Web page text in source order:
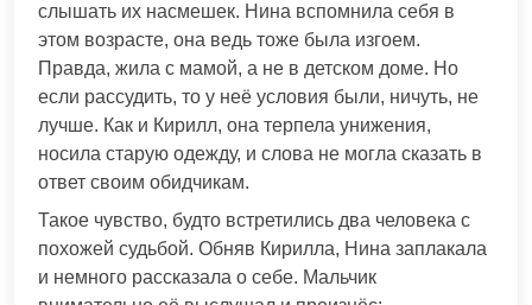
слышать их насмешек. Нина вспомнила себя в
этом возрасте, она ведь тоже была изгоем.
Правда, жила с мамой, а не в детском доме. Но
если рассудить, то у неё условия были, ничуть, не
лучше. Как и Кирилл, она терпела унижения,
носила старую одежду, и слова не могла сказать в
ответ своим обидчикам.
Такое чувство, будто встретились два человека с
похожей судьбой. Обняв Кирилла, Нина заплакала
и немного рассказала о себе. Мальчик